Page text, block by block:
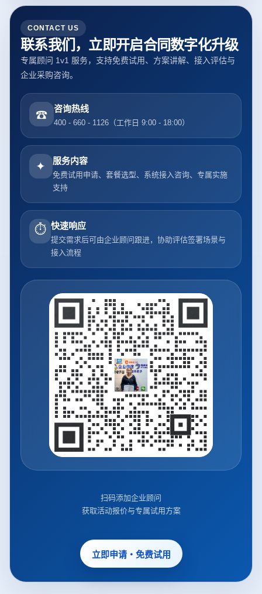
CONTACT US
联系我们，立即开启合同数字化升级
专属顾问 1v1 服务，支持免费试用、方案讲解、接入评估与
企业采购咨询。
☎ 咨询热线
400 - 660 - 1126（工作日 9:00 - 18:00）
✦ 服务内容
免费试用申请、套餐选型、系统接入咨询、专属实施
支持
⏱ 快速响应
提交需求后可由企业顾问跟进，协助评估签署场景与
接入流程
扫码添加企业顾问
获取活动报价与专属试用方案
立即申请・免费试用